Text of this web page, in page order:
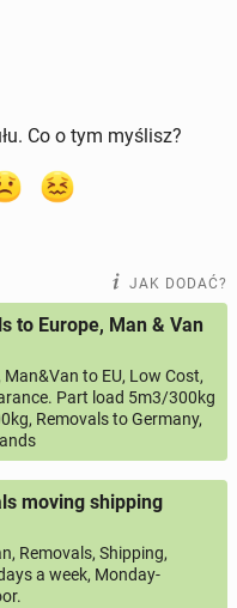
Co o tym myślisz?
JAK DODAĆ?
to Europe, Man & Van
to EU, Low Cost,
Part load 5m3/300kg
Removals to Germany,
moving shipping
Removals, Shipping,
a week, Monday-